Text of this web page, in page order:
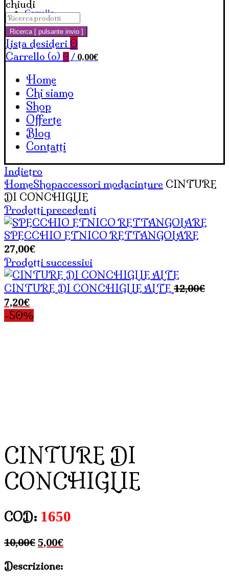
Carrello
chiudi
Cerca:
Ricerca [ pulsante invio ]
Lista desideri 0
Carrello (o) 0 / 0,00€
Home
Chi siamo
Shop
Offerte
Blog
Contatti
Indietro
HomeShopaccessori modacinture CINTURE
DI CONCHIGLIE
Prodotti precedenti
SPECCHIO ETNICO RETTANGOLARE
27,00€
Prodotti successivi
CINTURE DI CONCHIGLIE ALTE 12,00€Il
7,20€Il
prezzo
-50%
CINTURE DI
CONCHIGLIE
COD: 1650
10,00€ Il
originale
5,00€Il
Descrizione: